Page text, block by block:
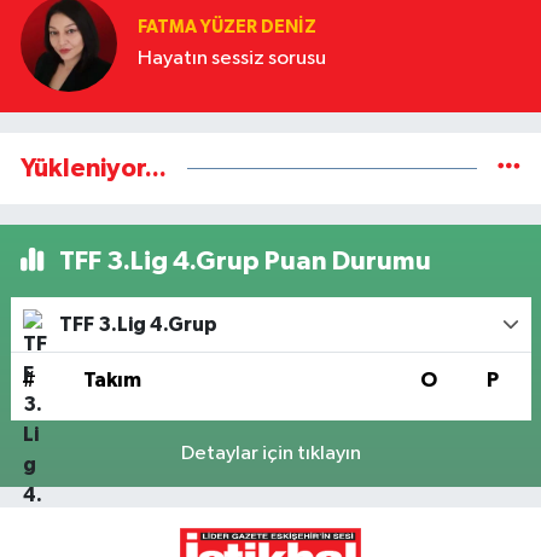
FATMA YÜZER DENIZ
Hayatın sessiz sorusu
Yükleniyor...
TFF 3.Lig 4.Grup Puan Durumu
TFF 3.Lig 4.Grup
# Takım O P
Detaylar için tıklayın